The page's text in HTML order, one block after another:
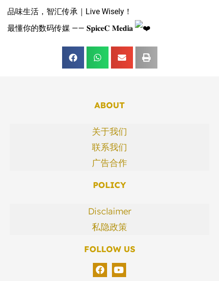
品味生活，智汇传承｜Live Wisely！
最懂你的数码传媒 —— 𝐒𝐩𝐢𝐜𝐞𝐂 𝐌𝐞𝐝𝐢𝐚
ABOUT
关于我们
联系我们
广告合作
POLICY
Disclaimer
私隐政策
FOLLOW US